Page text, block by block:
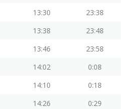
13:30
23:38
13:38
23:48
13:46
23:58
14:02
0:08
14:10
0:18
14:26
0:29